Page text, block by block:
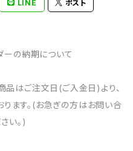
LINE ポスト
ーの納期について
品はご注文日(ご入金日)より、
ます。(お急ぎの方はお問い合
い。)